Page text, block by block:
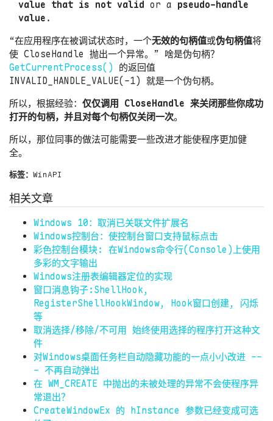
value that is not valid or a pseudo-handle
value
“在应用程序在被调试状态时，一个无效的句柄值或伪句柄值将
使 CloseHandle 抛出一个异常。” 啥是伪句柄？
GetCurrentProcess() 的返回值
INVALID_HANDLE_VALUE(-1) 就是一个伪句柄。
所以，根据经验： 仅仅调用 CloseHandle 来关闭那些你成功
打开的句柄，并且对每个句柄仅关闭一次。
所以，那位同事的做法可能需要一些改进才能使程序更加健
全。
标签： WinAPI
相关文章
Windows 10：取消已关联文件扩展名
Windows控制台：使控制台窗口支持鼠标点击
彩色控制台模块: 在Windows命令行(Console)上使用
多彩的文字输出
Windows注册表编辑器定位的实现
窗口消息钩子:ShellHook,
RegisterShellHookWindow, Hook窗口创建, 闪烁
等
取消选择/移除/不可用 始终使用选择的程序打开这种文
件
对Windows桌面任务栏自动隐藏功能的一点小小改进 --
- 不再自动弹出
在 WM_CREATE 中抛出的未被处理的异常不会使程序异
常退出？
CreateWindowEx 的 hInstance 参数已经变成可选